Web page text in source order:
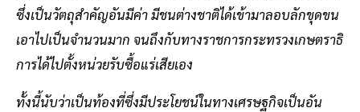
ซึ่งเป็นวัตถุสำคัญอันมีค่า มีชนต่างชาติได้เข้ามาลอบลักขุดขน
เอาไปเป็นจำนวนมาก จนถึงกับทางราชการกระทรวงเกษตราธิ
การได้ไปตั้งหน่วยรับซื้อแร่เสียเอง
ทั้งนี้นับว่าเป็นท้องที่ซึ่งมีประโยชน์ในทางเศรษฐกิจเป็นอัน